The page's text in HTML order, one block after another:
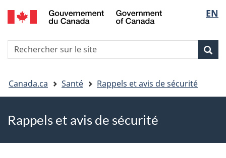
Skip
to
Skip
to
Passer
à
HTML
de
la
EN
Recherche
Vous
êtes
ici
Canada.ca Santé Rappels et avis de sécurité
Rappels et avis de sécurité